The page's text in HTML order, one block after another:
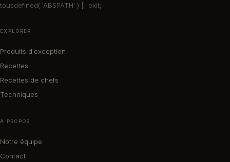
tousdefined( 'ABSPATH' ) || exit;
EXPLORER
Produits d'exception
Recettes
Recettes de chefs
Techniques
À PROPOS
Notre équipe
Contact